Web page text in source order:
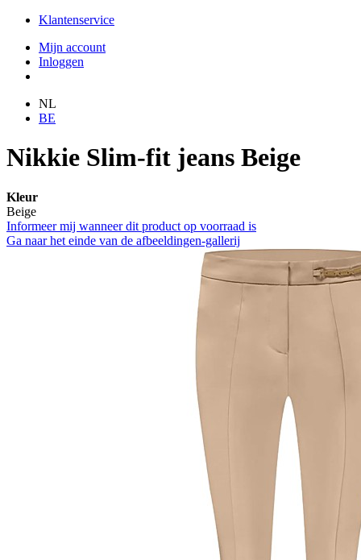
Klantenservice
Mijn account
Inloggen
NL
BE
Nikkie Slim-fit jeans Beige
Kleur
Beige
Informeer mij wanneer dit product op voorraad is
Ga naar het einde van de afbeeldingen-gallerij